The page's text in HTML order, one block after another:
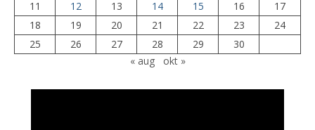
11
12 13 14 15 16
17
18
19 20 21 22 23
24
25
26 27 28 29
30
« aug
okt »